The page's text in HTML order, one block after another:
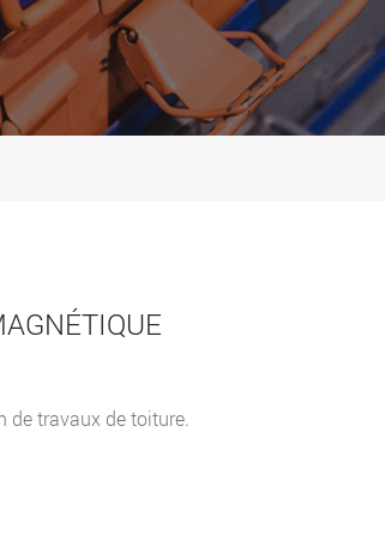
de travaux de toiture.